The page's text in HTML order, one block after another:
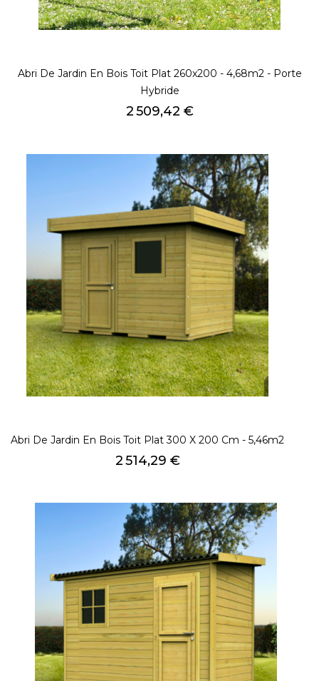
Abri De Jardin En Bois Toit Plat 260x200 - 4,68m2 - Porte
Hybride
Prix
2 509,42 €
Abri De Jardin En Bois Toit Plat 300 X 200 Cm - 5,46m2
Prix
2 514,29 €